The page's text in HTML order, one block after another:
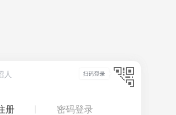
人
册 密码登录